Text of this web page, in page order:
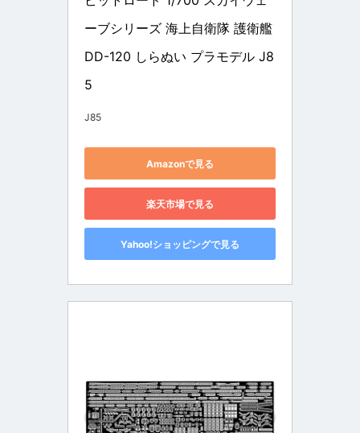
ーブシリーズ 海上自衛隊 護衛艦
DD-120 しらぬい プラモデル J8
5
J85
Amazonで見る
楽天市場で見る
Yahoo!ショッピングで見る